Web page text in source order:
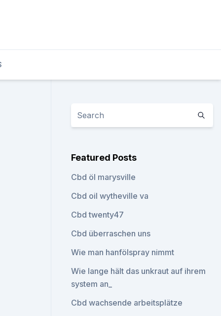
Featured Posts
Cbd öl marysville
Cbd oil wytheville va
Cbd twenty47
Cbd überraschen uns
Wie man hanfölspray nimmt
Wie lange hält das unkraut auf ihrem
system an_
Cbd wachsende arbeitsplätze